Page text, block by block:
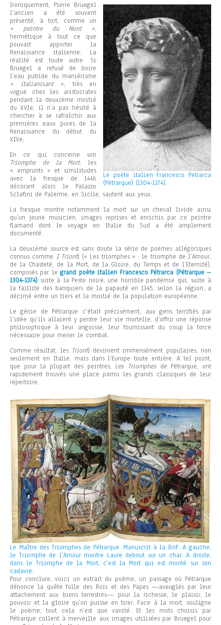
Le poète italien Francesco Petrarca
(Pétrarque) (1304-1374).
Ironiquement, Pierre Bruegel
l’ancien a été souvent
présenté, à tort, comme un
« peintre du Nord »,
hermétique à tout ce que
pouvait apporter la
Renaissance italienne. La
réalité est toute autre. Si
Bruegel a refusé de boire
l’eau putride du maniérisme
« italianisant », très en
vogue chez les aristocrates
pendant la deuxième moitié
du XVIe, il n’a pas hésité à
chercher à se rafraîchir aux
premières eaux pures de la
Renaissance du début du
XIVe.
En ce qui concerne son
Triomphe de la Mort, les
« emprunts » et similitudes
avec la fresque de 1446
décorant alors le Palazzo
Sclafini de Palerme, en Sicile, sautent aux yeux.
La fresque montre notamment la mort sur un cheval livide ainsi
qu’un jeune musicien, images reprises et enrichis par ce peintre
flamand dont le voyage en Italie du Sud a été amplement
documenté.
La deuxième source est sans doute la série de poèmes allégoriques
connus comme I Trionfi(« Les triomphes » : le triomphe de l’Amour,
de la Chasteté, de la Mort, de la Gloire, du Temps et de l’Eternité),
composés par legrand poète italien Francesco Pétrarca (Pétrarque –
1304-1374) suite à la Peste noire, une horrible pandémie qui, suite à
la faillite des banquiers de la papauté en 1345, selon la région, a
décimé entre un tiers et la moitié de la population européenne.
Le génie de Pétrarque c’était précisément, aux gens terrifiés par
l’idée qu’ils allaient y perdre leur vie mortelle, d’offrir une réponse
philosophique à leur angoisse, leur fournissant du coup la force
nécessaire pour mener le combat.
Comme résultat, les Trionfidevinrent immensément populaires, non
seulement en Italie, mais dans l’Europe toute entière. A tel point,
que pour la plupart des peintres, Les Triomphesde Pétrarque, ont
rapidement trouvés une place parmi les grands classiques de leur
répertoire.
Le Maître des Triomphes de Pétrarque. Manuscrit à la BnF. A gauche,
le Triomphe de l’Amour montre Laure debout sur un char. A droite,
dans le Triomphe de la Mort, c’est la Mort qui est monté sur son
cadavre.
Pour conclure, voici un extrait du poème, un passage où Pétrarque
dénonce la quête folle des Rois et des Papes —aveuglés par leur
attachement aux biens terrestres— pour la richesse, le plaisir, le
pouvoir et la gloire qu’on puisse en tirer. Face à la mort, souligne
le poème, tout cela n’est que vanité. Et les mots choisis par
Pétrarque collent à merveille aux images utilisées par Bruegel pour